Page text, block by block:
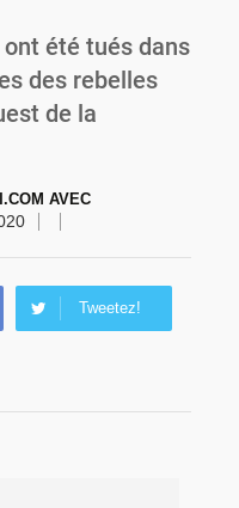
Commémoration du 4 août : Ibrahim Traoré appelle à une mobilisation totale pour la souveraineté nationale
été tués dans
des rebelles
de la
AVEC
Tweetez!